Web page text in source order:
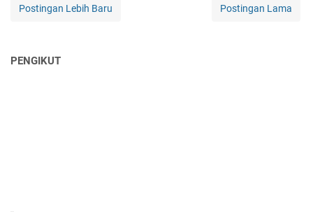
Postingan Lebih Baru Postingan Lama
PENGIKUT